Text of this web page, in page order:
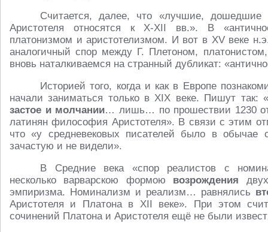
Считается, далее, что «лучшие, дошедшие
Аристотеля относятся к X-XII вв.». В
платонизмом и аристотелизмом. И вот в XV веке
аналогичный спор между Г. Плетоном,
вновь наталкиваемся на странный дубликат:
Историей того, когда и как в Европе
начали заниматься только в XIX веке. Пишут
застое и молчании… лишь… по прошествии 1230
латинян философия Аристотеля». В связи с этим
что «у средневековых писателей было в обычае
зачастую и не видели».
В Средние века «спор реалистов с
несколько варварскою формою возрождения
эмпиризма. Номинализм и реализм… равнялись
Аристотеля и Платона в XII веке». При этом
сочинений Платона и Аристотеля ещё не были